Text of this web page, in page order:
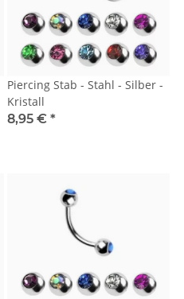
Piercing Stab - Stahl - Silber -
Kristall
8,95 € *